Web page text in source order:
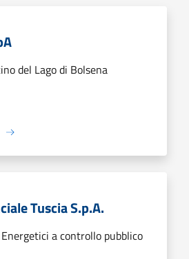
del Lago di Bolsena
Tuscia S.p.A.
a controllo pubblico